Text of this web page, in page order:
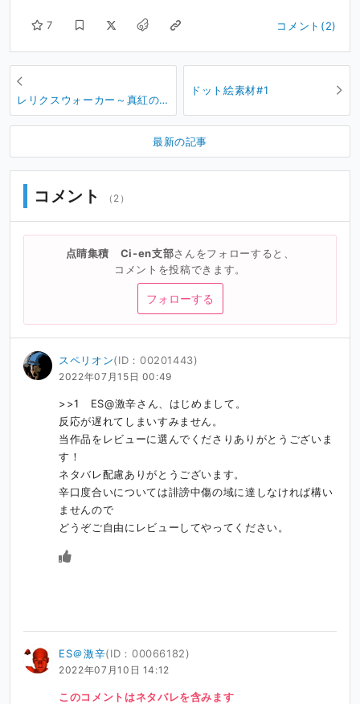
7 コメント(2)
レリクスウォーカー～真紅の
令嬢～ バグ報告用
ドット絵素材#1
最新の記事
コメント （2）
点睛集積 Ci-en支部さんをフォローすると、
コメントを投稿できます。
フォローする
スペリオン(ID：00201443)
2022年07月15日 00:49
>>1　ES@激辛さん、はじめまして。
反応が遅れてしまいすみません。
当作品をレビューに選んでくださりありがとうございま
す！
ネタバレ配慮ありがとうございます。
辛口度合いについては誹謗中傷の域に達しなければ構い
ませんので
どうぞご自由にレビューしてやってください。
ES＠激辛(ID：00066182)
2022年07月10日 14:12
このコメントはネタバレを含みます